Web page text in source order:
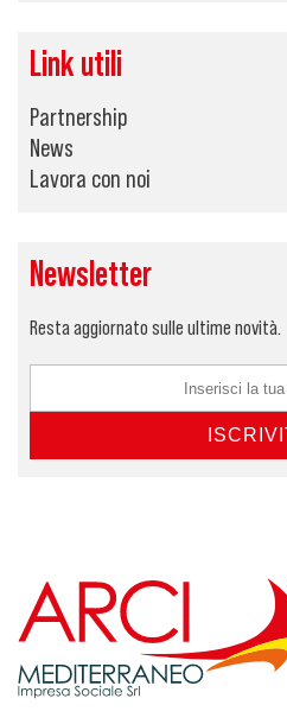
Link utili
Partnership
News
Lavora con noi
Newsletter
Resta aggiornato sulle ultime novità.